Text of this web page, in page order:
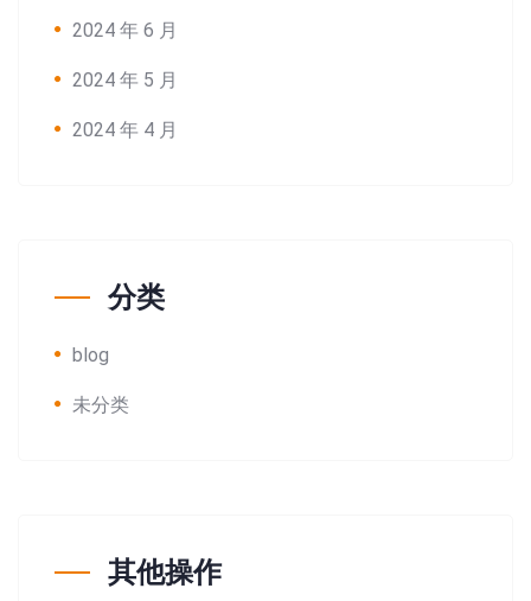
2024 年 6 月
2024 年 5 月
2024 年 4 月
分类
blog
未分类
其他操作